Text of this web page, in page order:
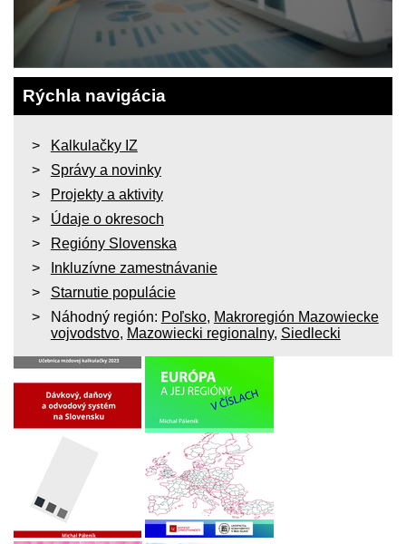
Rýchla navigácia
Kalkulačky IZ
Správy a novinky
Projekty a aktivity
Údaje o okresoch
Regióny Slovenska
Inkluzívne zamestnávanie
Starnutie populácie
Náhodný región: Poľsko, Makroregión Mazowiecke
vojvodstvo, Mazowiecki regionalny, Siedlecki